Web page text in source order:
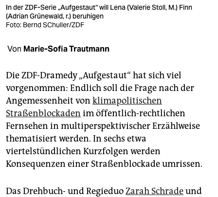
verlag
shop
fragen & hilfe
unterstützen
abo
genossenschaft
epaper login
In der ZDF-Serie „Aufgestaut“ will Lena (Valerie Stoll, M.) Finn
(Adrian Grünewald, r.) beruhigen
Foto: Bernd SChuller/ZDF
Von Marie-Sofia Trautmann
Die ZDF-Dramedy „Aufgestaut“ hat sich viel
vorgenommen: Endlich soll die Frage nach der
Angemessenheit von klimapolitischen
Straßenblockaden im öffentlich-rechtlichen
Fernsehen in multiperspektivischer Erzählweise
thematisiert werden. In sechs etwa
viertelstündlichen Kurzfolgen werden
Konsequenzen einer Straßenblockade umrissen.
Das Drehbuch- und RegieduoZarah Schradeund